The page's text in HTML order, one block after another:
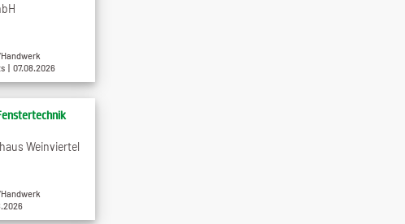
| 07.08.2026
Weinviertel